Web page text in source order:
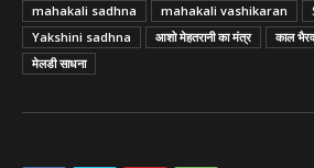
mahakali sadhna
mahakali vashikaran
Yakshini sadhna
आशो मेहतरानी का मंत्र काल
मेलडी साधना